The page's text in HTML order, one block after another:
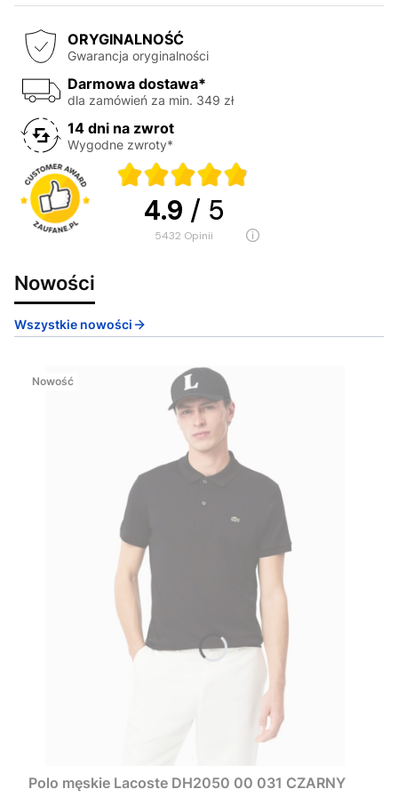
ORYGINALNOŚĆ
Gwarancja oryginalności
Darmowa dostawa*
dla zamówień za min. 349 zł
14 dni na zwrot
Wygodne zwroty*
4.9 / 5
5432 opinii
Nowości
Wszystkie nowości
Nowość
Polo męskie Lacoste DH2050 00 031 CZARNY